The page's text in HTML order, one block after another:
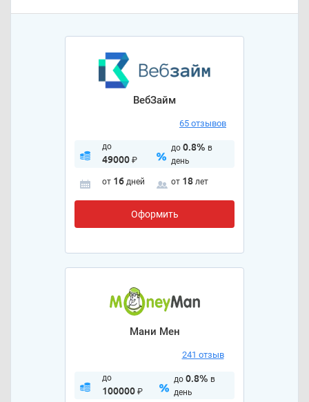
ВебЗайм
65 отзывов
до
49000₽
до 0.8% в
день
от 16 дней от 18 лет
Оформить
Мани Мен
241 отзыв
до
100000₽
до 0.8% в
день